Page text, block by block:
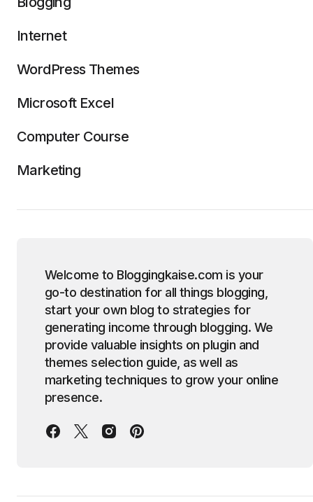
Internet
WordPress Themes
Microsoft Excel
Computer Course
Marketing
Welcome to Bloggingkaise.com is your
go-to destination for all things blogging,
start your own blog to strategies for
generating income through blogging. We
provide valuable insights on plugin and
themes selection guide, as well as
marketing techniques to grow your online
presence.